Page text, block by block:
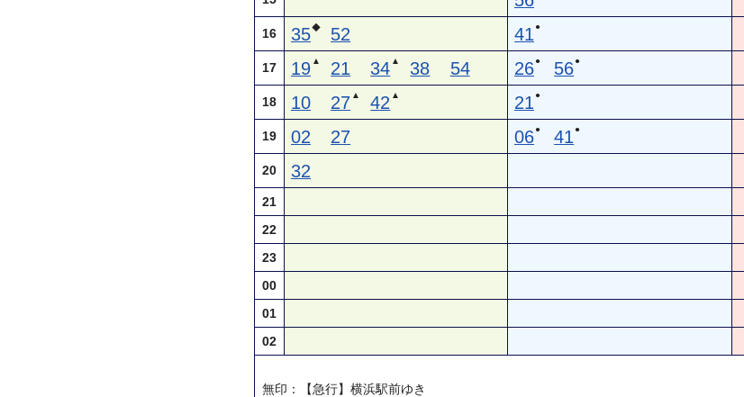
16 35◆ 52 41 ●
17 19 ▲ 21 34 ▲ 38 54 26● 56●
18 10 27 ▲ 42 ▲ 21 ●
19 02 27 06● 41 ●
20 32
21
22
23
00
01
02
無印：【急行】横浜駅前ゆき